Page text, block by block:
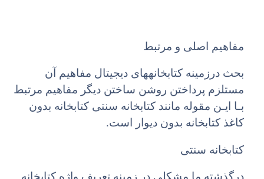
مفاهیم اصلی و مرتبط
بحث درزمینه کتابخانههای دیجیتال مفاهیم آن
مستلزم پرداختن روشن ساختن دیگر مفاهیم مرتبط
بـا ایـن مقوله مانند کتابخانه سنتی کتابخانه بدون
کاغذ کتابخانه بدون دیوار است.
کتابخانه سنتی
درگذشته ما مشکلی در زمینه تعریف واژه کتابخانه